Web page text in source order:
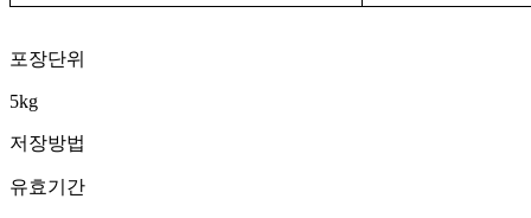
포장단위
5kg
저장방법
유효기간